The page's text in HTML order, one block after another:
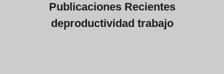
Publicaciones Recientes
deproductividad trabajo